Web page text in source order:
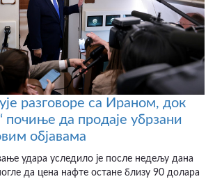
разговоре са Ираном, док
почиње да продаје убрзани
објавама
удара уследило је после недељу дана
да цена нафте остане близу 90 долара